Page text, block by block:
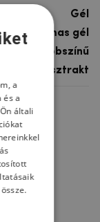
Gél
rugalmas gél
többszínű
Absztrakt
a
és a
általi